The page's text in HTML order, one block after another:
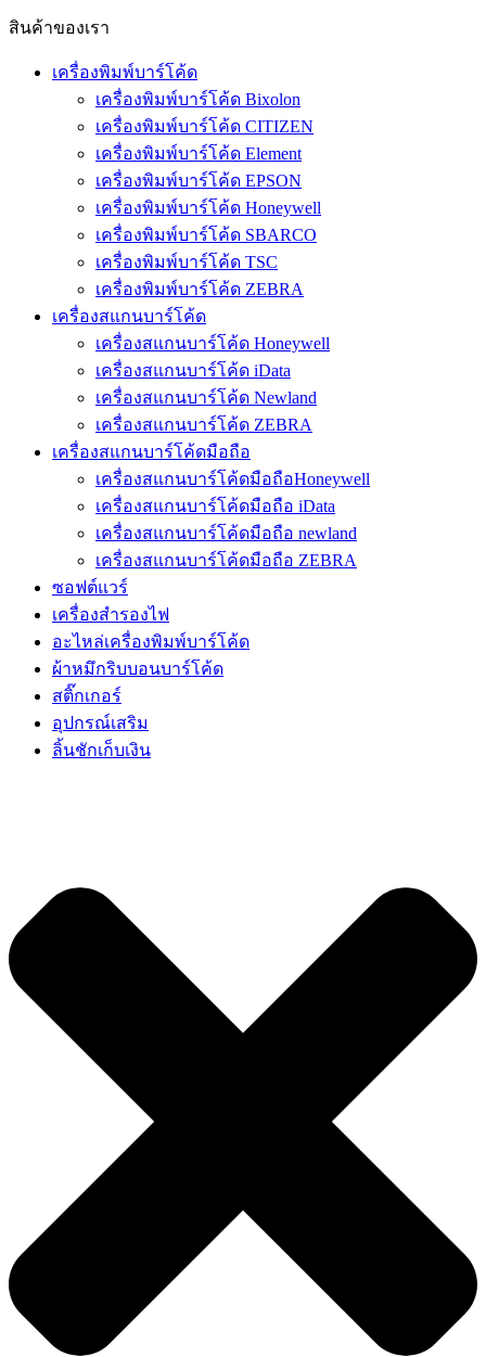
สินค้าของเรา
เครื่องพิมพ์บาร์โค้ด
เครื่องพิมพ์บาร์โค้ด Bixolon
เครื่องพิมพ์บาร์โค้ด CITIZEN
เครื่องพิมพ์บาร์โค้ด Element
เครื่องพิมพ์บาร์โค้ด EPSON
เครื่องพิมพ์บาร์โค้ด Honeywell
เครื่องพิมพ์บาร์โค้ด SBARCO
เครื่องพิมพ์บาร์โค้ด TSC
เครื่องพิมพ์บาร์โค้ด ZEBRA
เครื่องสแกนบาร์โค้ด
เครื่องสแกนบาร์โค้ด Honeywell
เครื่องสแกนบาร์โค้ด iData
เครื่องสแกนบาร์โค้ด Newland
เครื่องสแกนบาร์โค้ด ZEBRA
เครื่องสแกนบาร์โค้ดมือถือ
เครื่องสแกนบาร์โค้ดมือถือHoneywell
เครื่องสแกนบาร์โค้ดมือถือ iData
เครื่องสแกนบาร์โค้ดมือถือ newland
เครื่องสแกนบาร์โค้ดมือถือ ZEBRA
ซอฟต์แวร์
เครื่องสำรองไฟ
อะไหล่เครื่องพิมพ์บาร์โค้ด
ผ้าหมึกริบบอนบาร์โค้ด
สติ๊กเกอร์
อุปกรณ์เสริม
ลิ้นชักเก็บเงิน